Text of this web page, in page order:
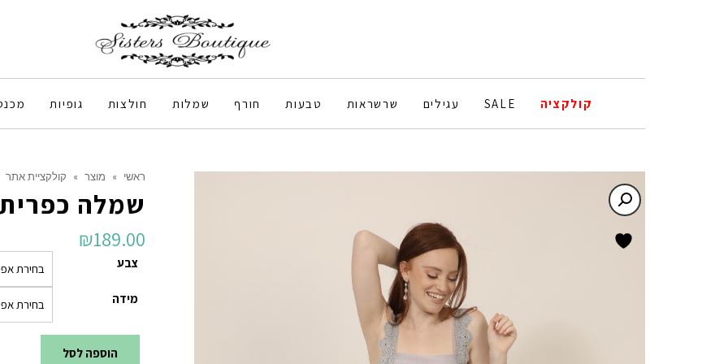
קולקציה SALE עגילים שרשראות טבעות חורף שמלות חולצות גופיות
ראשי » מוצר » קולקציית אתר
שמלה
₪189.00
צבע
מידה
הוספה לסל